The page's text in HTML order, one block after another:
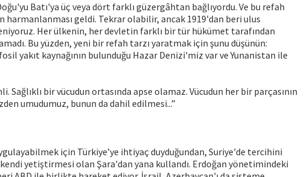
Batı'ya üç veya dört farklı güzergâhtan bağlıyordu. Ve bu refah
harmanlanması geldi. Tekrar olabilir, ancak 1919'dan beri ulus
Her ülkenin, her devletin farklı bir tür hükümet tarafından
Bu yüzden, yeni bir refah tarzı yaratmak için şunu düşünün:
yakıt kaynağının bulunduğu Hazar Denizi'miz var ve Yunanistan ile
Sağlıklı bir vücudun ortasında apse olamaz. Vücudun her bir parçasının
umudumuz, bunun da dahil edilmesi...”
için Türkiye’ye ihtiyaç duyduğundan, Suriye'de tercihini
yetiştirmesi olan Şara'dan yana kullandı. Erdoğan yönetimindeki